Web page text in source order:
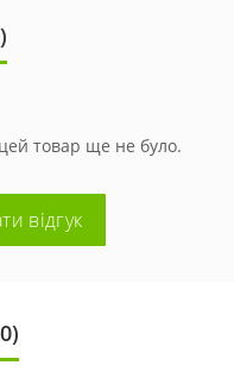
)
цей товар ще не було.
відгук